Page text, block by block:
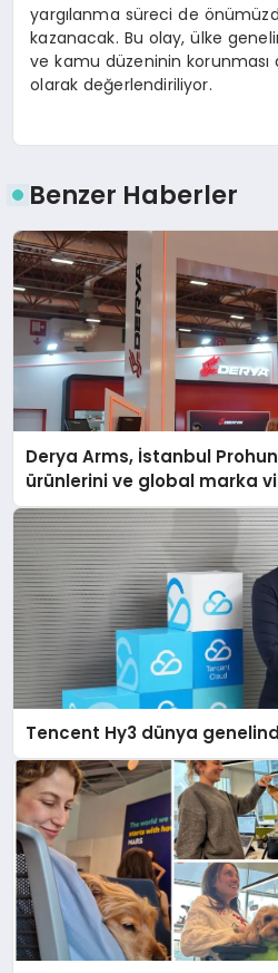
yargılanma süreci de
kazanacak. Bu olay, ülke
ve kamu düzeninin korunması
olarak değerlendiriliyor.
Benzer Haberler
Derya Arms, İstanbul
ürünlerini ve global marka
Tencent Hy3 dünya